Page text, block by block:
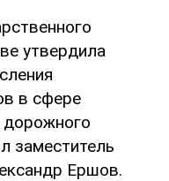
утвердила
в сфере
дорожного
заместитель
Ершов.